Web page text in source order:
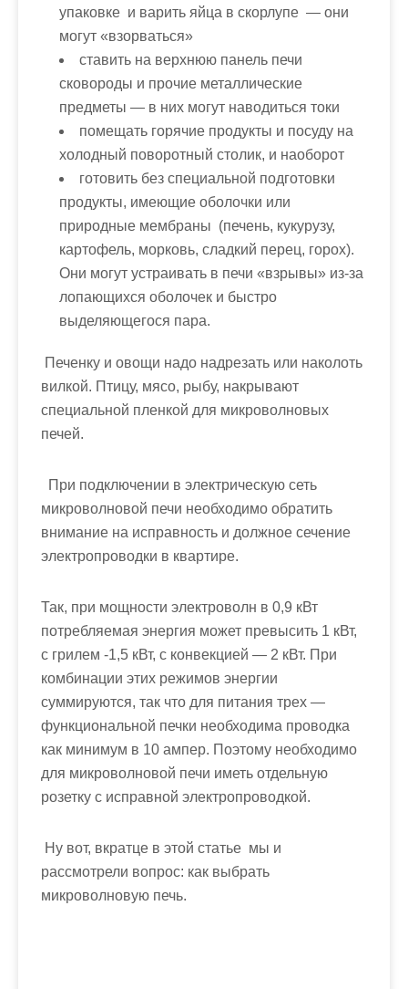
упаковке и варить яйца в скорлупе — они
могут «взорваться»
ставить на верхнюю панель печи
сковороды и прочие металлические
предметы — в них могут наводиться токи
помещать горячие продукты и посуду на
холодный поворотный столик, и наоборот
готовить без специальной подготовки
продукты, имеющие оболочки или
природные мембраны (печень, кукурузу,
картофель, морковь, сладкий перец, горох).
Они могут устраивать в печи «взрывы» из-за
лопающихся оболочек и быстро
выделяющегося пара.
Печенку и овощи надо надрезать или наколоть
вилкой. Птицу, мясо, рыбу, накрывают
специальной пленкой для микроволновых
печей.
При подключении в электрическую сеть
микроволновой печи необходимо обратить
внимание на исправность и должное сечение
электропроводки в квартире.
Так, при мощности электроволн в 0,9 кВт
потребляемая энергия может превысить 1 кВт,
с грилем -1,5 кВт, с конвекцией — 2 кВт. При
комбинации этих режимов энергии
суммируются, так что для питания трех —
функциональной печки необходима проводка
как минимум в 10 ампер. Поэтому необходимо
для микроволновой печи иметь отдельную
розетку с исправной электропроводкой.
Ну вот, вкратце в этой статье мы и
рассмотрели вопрос: как выбрать
микроволновую печь.